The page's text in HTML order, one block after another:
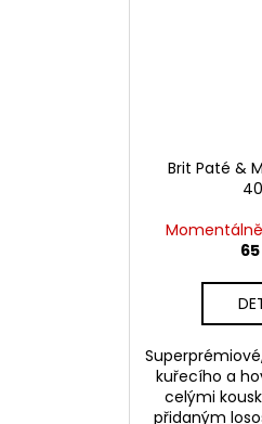
Brit Paté &
kuřecího a
celými
přidaným